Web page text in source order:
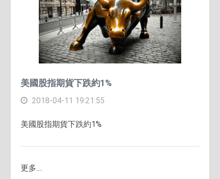
美國股指期貨下跌約1%
2018-04-11 19:21:55
美國股指期貨下跌約1%
更多....